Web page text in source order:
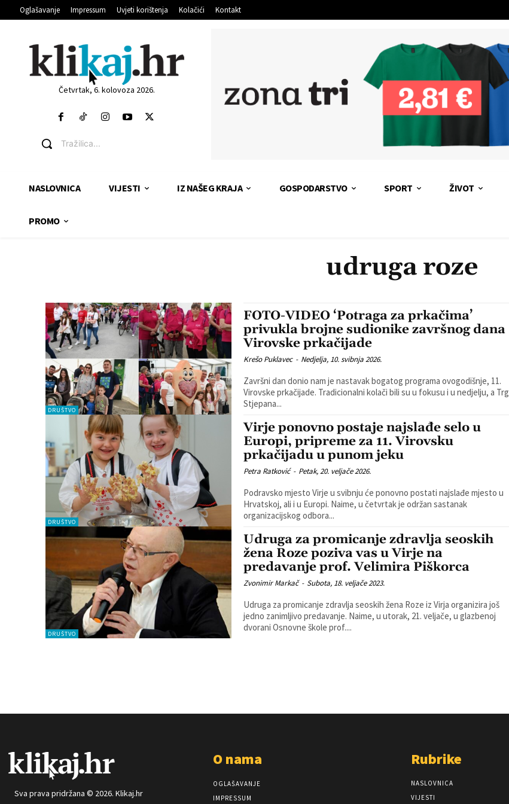
Oglašavanje Impressum Uvjeti korištenja Kolačići Kontakt
Četvrtak, 6. kolovoza 2026.
Tražilica...
NASLOVNICA VIJESTI IZ NAŠEG KRAJA GOSPODARSTVO SPORT ŽIVOT
PROMO
udruga roze
DRUŠTVO
FOTO-VIDEO ‘Potraga za prkačima’
privukla brojne sudionike završnog dana
Virovske prkačijade
Krešo Puklavec - Nedjelja, 10. svibnja 2026.
Završni dan donio nam je nastavak bogatog programa ovogodišnje, 11.
Virovske prkačijade. Tradicionalni kolači bili su u fokusu i u nedjelju, a Trg
Stjepana...
DRUŠTVO
Virje ponovno postaje najslađe selo u
Europi, pripreme za 11. Virovsku
prkačijadu u punom jeku
Petra Ratković - Petak, 20. veljače 2026.
Podravsko mjesto Virje u svibnju će ponovno postati najslađe mjesto u
Hrvatskoj, ali i u Europi. Naime, u četvrtak je održan sastanak
organizacijskog odbora...
DRUŠTVO
Udruga za promicanje zdravlja seoskih
žena Roze poziva vas u Virje na
predavanje prof. Velimira Piškorca
Zvonimir Markač - Subota, 18. veljače 2023.
Udruga za promicanje zdravlja seoskih žena Roze iz Virja organizira još
jedno zanimljivo predavanje. Naime, u utorak, 21. veljače, u glazbenoj
dvorani Osnovne škole prof....
Sva prava pridržana © 2026. Klikaj.hr
O nama
OGLAŠAVANJE
IMPRESSUM
Rubrike
NASLOVNICA
VIJESTI